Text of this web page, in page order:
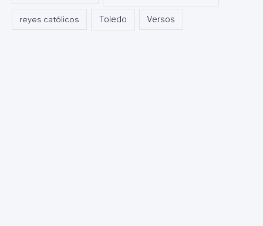
reyes católicos Toledo Versos